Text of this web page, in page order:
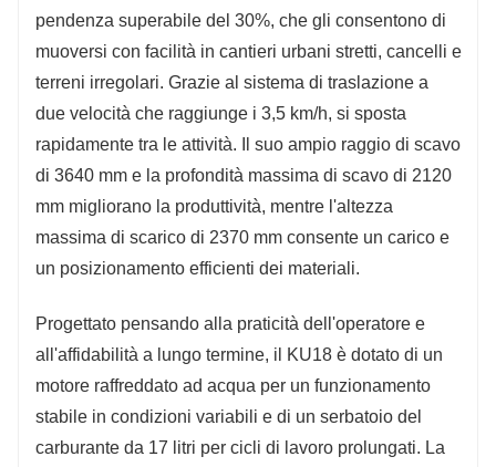
pendenza superabile del 30%, che gli consentono di
muoversi con facilità in cantieri urbani stretti, cancelli e
terreni irregolari. Grazie al sistema di traslazione a
due velocità che raggiunge i 3,5 km/h, si sposta
rapidamente tra le attività. Il suo ampio raggio di scavo
di 3640 mm e la profondità massima di scavo di 2120
mm migliorano la produttività, mentre l'altezza
massima di scarico di 2370 mm consente un carico e
un posizionamento efficienti dei materiali.
Progettato pensando alla praticità dell'operatore e
all'affidabilità a lungo termine, il KU18 è dotato di un
motore raffreddato ad acqua per un funzionamento
stabile in condizioni variabili e di un serbatoio del
carburante da 17 litri per cicli di lavoro prolungati. La